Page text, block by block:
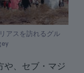
アスを訪れるグル
や、セブ・マジ